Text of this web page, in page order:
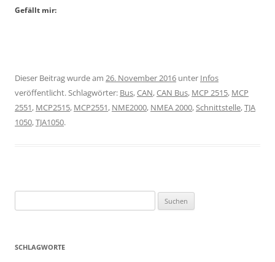
Gefällt mir:
Dieser Beitrag wurde am 26. November 2016 unter Infos
veröffentlicht. Schlagwörter: Bus,CAN,CAN Bus, MCP 2515, MCP
2551, MCP2515, MCP2551, NME2000, NMEA 2000,Schnittstelle,TJA
1050,TJA1050.
nach:
SCHLAGWORTE